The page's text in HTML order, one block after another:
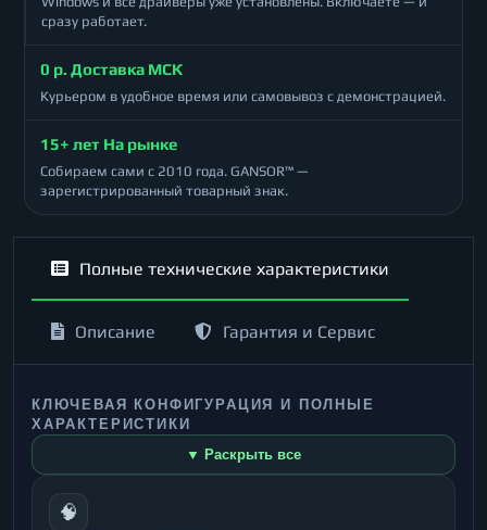
сразу работает.
0 р. Доставка МСК
Курьером в удобное время или самовывоз с демонстрацией.
15+ лет На рынке
Собираем сами с 2010 года. GANSOR™ —
зарегистрированный товарный знак.
Полные технические характеристики
Описание Гарантия и Сервис
КЛЮЧЕВАЯ КОНФИГУРАЦИЯ И ПОЛНЫЕ
ХАРАКТЕРИСТИКИ
▼ Раскрыть все
🧠